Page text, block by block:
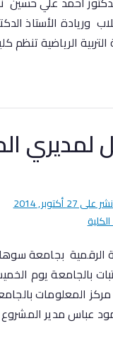
وريادة الأستاذ
الرياضية تنظم
نشر على27 أكتوبر, 2014
الرقمية بجامعة
بالجامعة يوم
بمقر مركز المعلومات
عباس مدير